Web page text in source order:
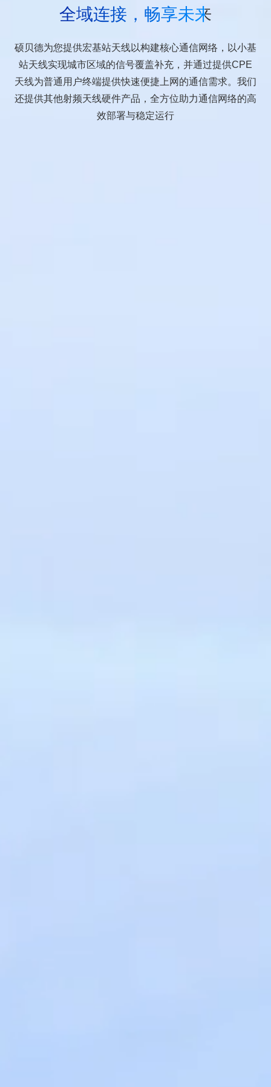
全域连接，畅享未来
硕贝德为您提供宏基站天线以构建核心通信网络，以小基
站天线实现城市区域的信号覆盖补充，并通过提供CPE
天线为普通用户终端提供快速便捷上网的通信需求。我们
还提供其他射频天线硬件产品，全方位助力通信网络的高
效部署与稳定运行